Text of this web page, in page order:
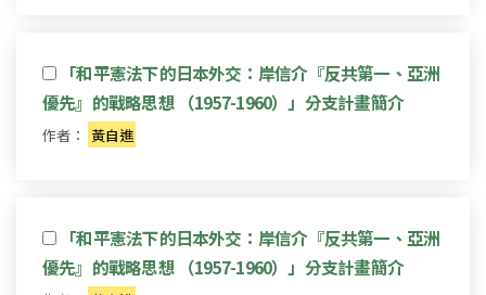
「和平憲法下的日本外交：岸信介『反共第一、亞洲
優先』的戰略思想 （1957-1960）」分支計畫簡介
作者： 黃自進
「和平憲法下的日本外交：岸信介『反共第一、亞洲
優先』的戰略思想 （1957-1960）」分支計畫簡介